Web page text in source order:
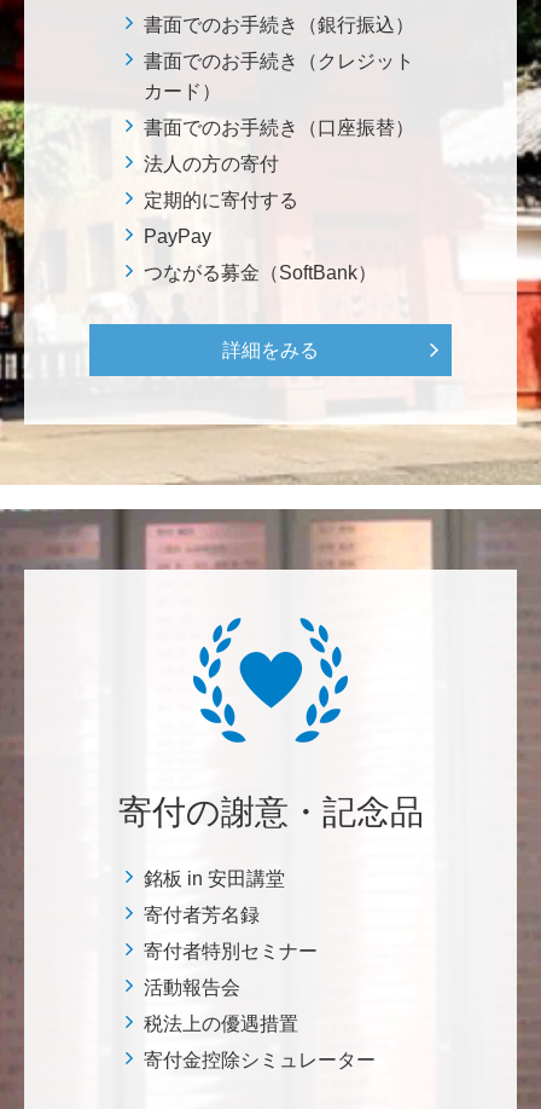
美味しいお寿司、刺身、美味しい魚、美味しい日本
米、酢飯 世界中の人々の舌を魅了している これから
も未来永劫 美味しいお寿司、刺身、日本米を子供た
ち、孫たち、子々孫々へ <国際水産研究教育基金>
イタリアと日本が協力して頑張っている壮大な発掘調
す。募金することにより、私自身も参加しているよう
な気持ちです。 <ソンマ・ヴェスヴィアーナ発掘調査
株式会社Ｌｅｇａｌｓｃａｐｅ
ろから始まりました。この社会でますますコンピュー
タ科学の力が発揮されるよう祈念して、支援いたしま
微力ながら後輩のみなさんのご活躍を期待してます！
<ラクロス部>
田畑 和樹
対校戦勝利、インカレ優勝目指して頑張ってくださ
い！ <漕艇部>
自身の高齢化とともに、障害のある方の苦労がよく理
書面でのお手続き（銀行振込）
書面でのお手続き（クレジット
カード）
書面でのお手続き（口座振替）
法人の方の寄付
定期的に寄付する
PayPay
つながる募金（SoftBank）
詳細をみる
寄付の謝意・記念品
銘板 in 安田講堂
寄付者芳名録
寄付者特別セミナー
活動報告会
税法上の優遇措置
寄付金控除シミュレーター